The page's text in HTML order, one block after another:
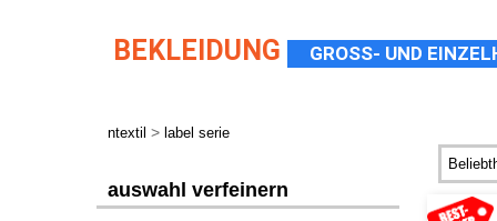
BEKLEIDUNG GROSS- UND
ntextil > label serie
auswahl verfeinern